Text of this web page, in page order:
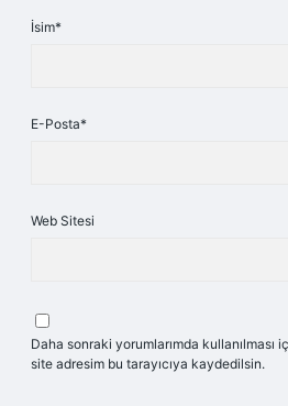
İsim*
E-Posta*
Web Sitesi
Daha sonraki yorumlarımda kullanılması
site adresim bu tarayıcıya kaydedilsin.